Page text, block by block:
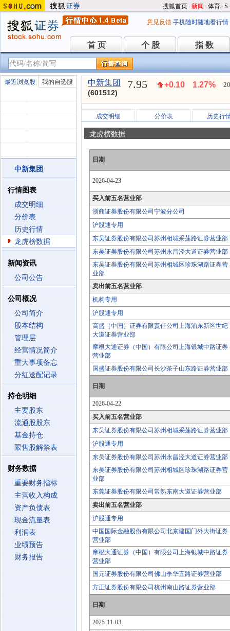
搜狐首页-新闻 -体育-S
意见反馈 手机随时随地看行情
首 页
首 页 个 股
个 股 指 数
指 数
最近浏览股 我的自选股
中新集团
行情图表
成交明细
分价表
历史行情
龙虎榜数据
新闻资讯
公司公告
公司概况
公司简介
股本结构
管理层
经营情况简介
重大事项备忘
分红送配记录
持仓明细
主要股东
流通股股东
基金持仓
限售股解禁表
财务数据
重要财务指标
主营收入构成
资产负债表
现金流量表
利润表
业绩预告
财务报告
中新集团
(601512)
7.95 +0.10 1.27%
成交明细 分价表 历史行
龙虎榜数据
日期
2026-04-23
买入前五名营业部
浙商证券股份有限公司宁波分公司
沪股通专用
东吴证券股份有限公司苏州相城采莲路证券营业部
东吴证券股份有限公司苏州永昌泾大道证券营业部
东吴证券股份有限公司苏州相城区珍珠湖路证券营
业部
卖出前五名营业部
机构专用
沪股通专用
高盛（中国）证券有限责任公司上海浦东新区世纪
大道证券营业部
摩根大通证券（中国）有限公司上海银城中路证券
营业部
国盛证券股份有限公司长沙茶子山东路证券营业部
日期
2026-04-22
买入前五名营业部
东吴证券股份有限公司苏州相城采莲路证券营业部
沪股通专用
东吴证券股份有限公司苏州永昌泾大道证券营业部
东吴证券股份有限公司苏州相城区珍珠湖路证券营
业部
东莞证券股份有限公司常熟东南大道证券营业部
卖出前五名营业部
沪股通专用
中国国际金融股份有限公司北京建国门外大街证券
营业部
摩根大通证券（中国）有限公司上海银城中路证券
营业部
国元证券股份有限公司佛山季华五路证券营业部
方正证券股份有限公司杭州南山路证券营业部
日期
2025-11-03